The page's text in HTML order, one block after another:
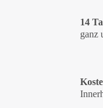
14
ganz